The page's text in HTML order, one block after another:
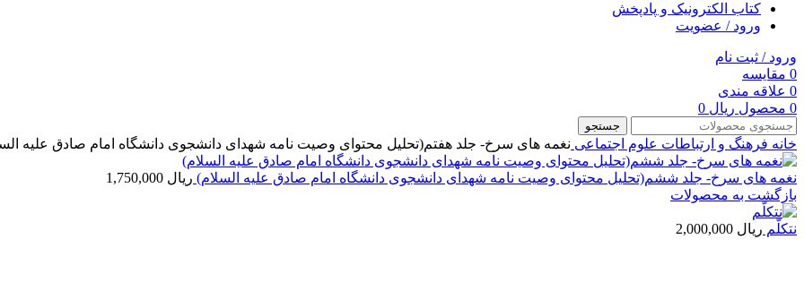
کتاب الکترونیک و پادپخش
ورود / عضویت
ورود / ثبت نام
0 مقایسه
0 علاقه مندی
0 محصول ریال
جستجو
خانه فرهنگ و ارتباطات علوم اجتماعی نغمه های سرخ- جلد هفتم(تحلیل محتوای وصیت نامه شهدای دانشجوی دانشگاه امام صادق علیه
نغمه های سرخ- جلد ششم(تحلیل محتوای وصیت نامه شهدای دانشجوی دانشگاه امام صادق علیه السلام) ریال
بازگشت به محصولات
نتکلّم ریال